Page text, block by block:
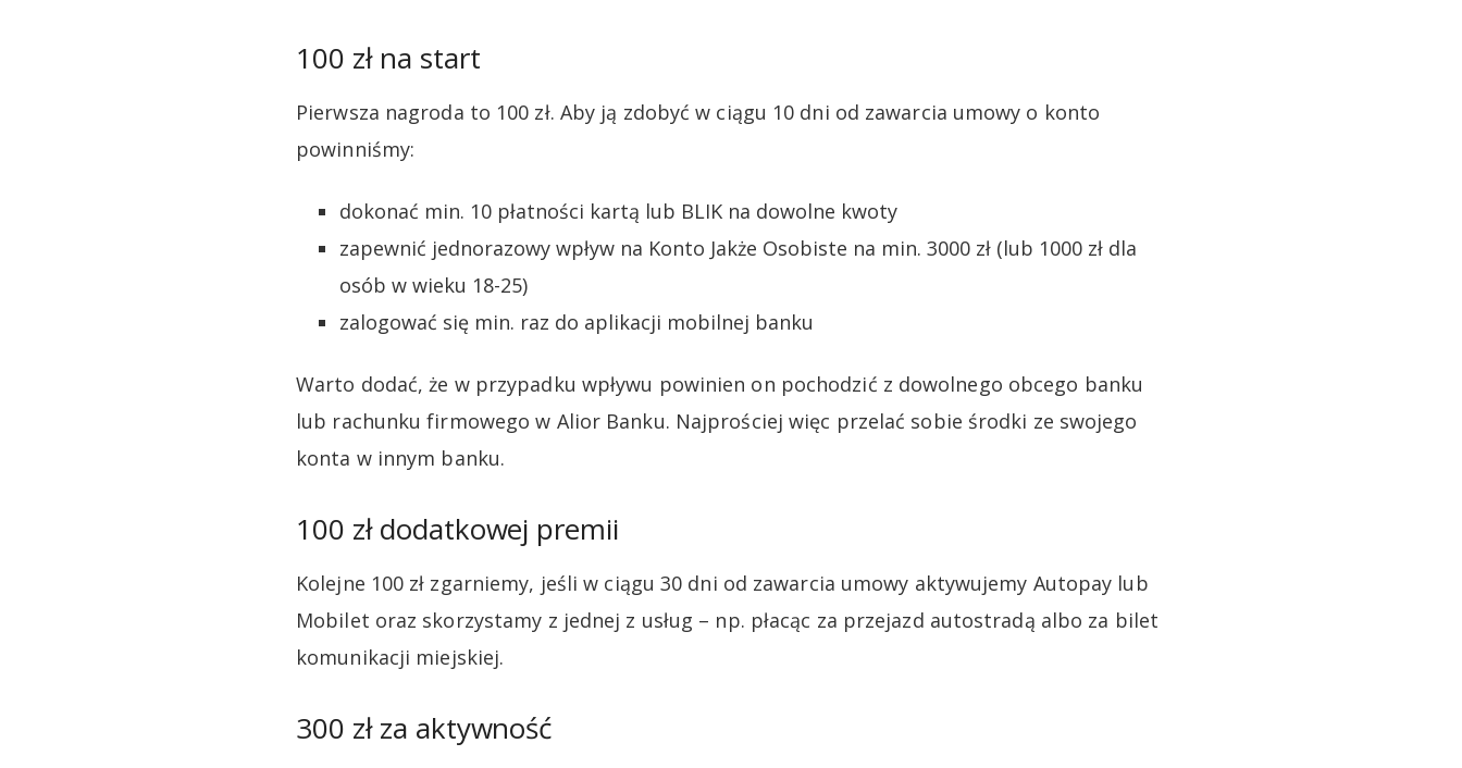
100 zł na start
Pierwsza nagroda to 100 zł. Aby ją zdobyć w ciągu 10 dni od zawarcia umowy o konto
powinniśmy:
dokonać min. 10 płatności kartą lub BLIK na dowolne kwoty
zapewnić jednorazowy wpływ na Konto Jakże Osobiste na min. 3000 zł (lub 1000 zł dla
osób w wieku 18-25)
zalogować się min. raz do aplikacji mobilnej banku
Warto dodać, że w przypadku wpływu powinien on pochodzić z dowolnego obcego banku
lub rachunku firmowego w Alior Banku. Najprościej więc przelać sobie środki ze swojego
konta w innym banku.
100 zł dodatkowej premii
Kolejne 100 zł zgarniemy, jeśli w ciągu 30 dni od zawarcia umowy aktywujemy Autopay lub
Mobilet oraz skorzystamy z jednej z usług – np. płacąc za przejazd autostradą albo za bilet
komunikacji miejskiej.
300 zł za aktywność